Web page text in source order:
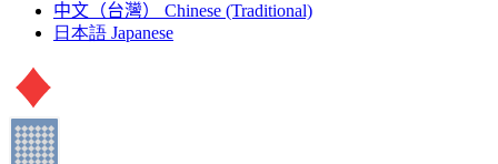
中文（台灣）
Chinese (Traditional)
日本語 Japanese